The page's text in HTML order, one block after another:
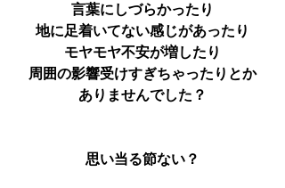
言葉にしづらかったり
地に足着いてない感じがあったり
モヤモヤ不安が増したり
周囲の影響受けすぎちゃったりとか
ありませんでした？
思い当る節ない？